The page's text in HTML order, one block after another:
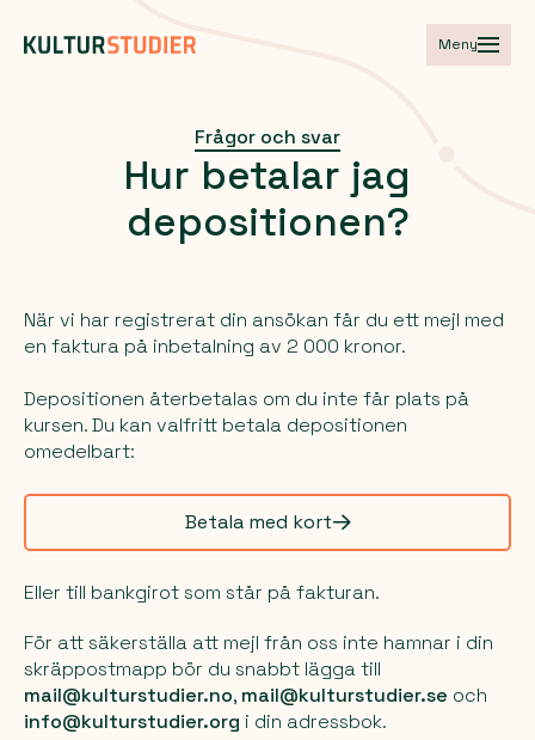
Meny
Frågor och svar
Hur betalar jag
depositionen?
När vi har registrerat din ansökan får du ett mejl med
en faktura på inbetalning av 2 000 kronor.
Depositionen återbetalas om du inte får plats på
kursen. Du kan valfritt betala depositionen
omedelbart:
Betala med kort
Eller till bankgirot som står på fakturan.
För att säkerställa att mejl från oss inte hamnar i din
skräppostmapp bör du snabbt lägga till
mail@kulturstudier.no, mail@kulturstudier.se och
info@kulturstudier.org i din adressbok.